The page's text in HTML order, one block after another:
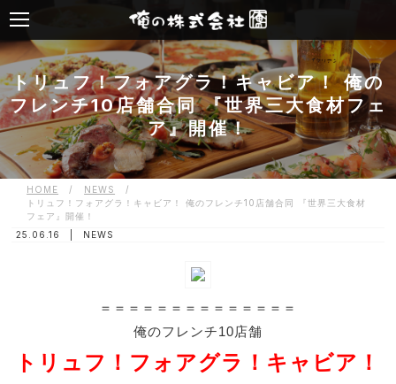
トリュフ！フォアグラ！キャビア！ 俺の
フレンチ10店舗合同 『世界三大食材フェ
ア』開催！
HOME / NEWS
/
トリュフ！フォアグラ！キャビア！ 俺のフレンチ10店舗合同 『世界三大食材
フェア』開催！
25.06.16 |
NEWS
＝＝＝＝＝＝＝＝＝＝＝＝＝＝
俺のフレンチ10店舗
トリュフ！フォアグラ！キャビア！